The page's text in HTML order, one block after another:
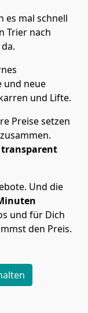
es mal schnell
Trier nach
und neue
und Lifte.
Preise setzen
transparent
Und die
und für Dich
den Preis.